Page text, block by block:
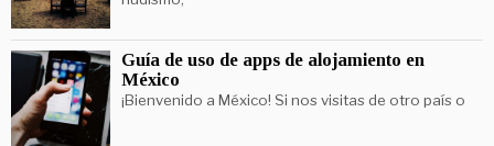
Guía de uso de apps de alojamiento en
México
¡Bienvenido a México! Si nos visitas de otro país o